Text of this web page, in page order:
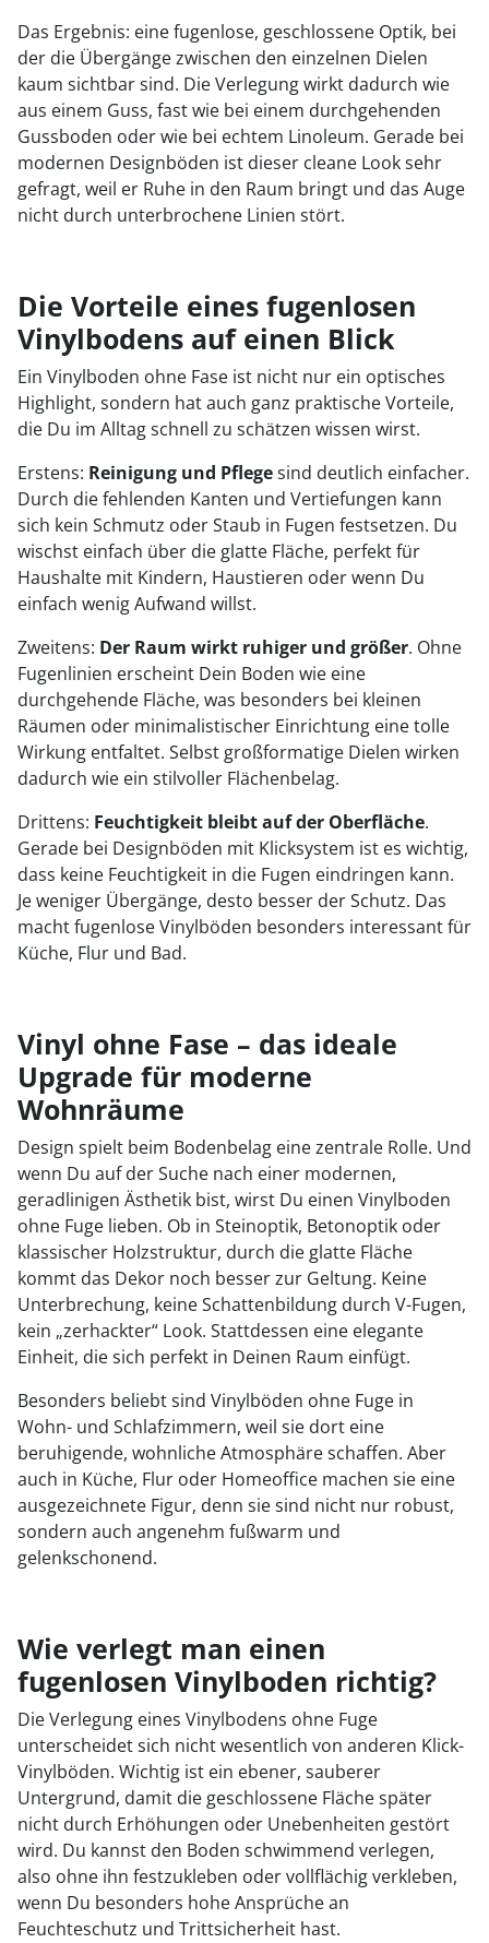
Das Ergebnis: eine fugenlose, geschlossene Optik, bei
der die Übergänge zwischen den einzelnen Dielen
kaum sichtbar sind. Die Verlegung wirkt dadurch wie
aus einem Guss, fast wie bei einem durchgehenden
Gussboden oder wie bei echtem Linoleum. Gerade bei
modernen Designböden ist dieser cleane Look sehr
gefragt, weil er Ruhe in den Raum bringt und das Auge
nicht durch unterbrochene Linien stört.
Die Vorteile eines fugenlosen
Vinylbodens auf einen Blick
Ein Vinylboden ohne Fase ist nicht nur ein optisches
Highlight, sondern hat auch ganz praktische Vorteile,
die Du im Alltag schnell zu schätzen wissen wirst.
Erstens: Reinigung und Pflegesind deutlich einfacher.
Durch die fehlenden Kanten und Vertiefungen kann
sich kein Schmutz oder Staub in Fugen festsetzen. Du
wischst einfach über die glatte Fläche, perfekt für
Haushalte mit Kindern, Haustieren oder wenn Du
einfach wenig Aufwand willst.
Zweitens: Der Raum wirkt ruhiger und größer. Ohne
Fugenlinien erscheint Dein Boden wie eine
durchgehende Fläche, was besonders bei kleinen
Räumen oder minimalistischer Einrichtung eine tolle
Wirkung entfaltet. Selbst großformatige Dielen wirken
dadurch wie ein stilvoller Flächenbelag.
Drittens: Feuchtigkeit bleibt auf der Oberfläche.
Gerade bei Designböden mit Klicksystem ist es wichtig,
dass keine Feuchtigkeit in die Fugen eindringen kann.
Je weniger Übergänge, desto besser der Schutz. Das
macht fugenlose Vinylböden besonders interessant für
Küche, Flur und Bad.
Vinyl ohne Fase – das ideale
Upgrade für moderne
Wohnräume
Design spielt beim Bodenbelag eine zentrale Rolle. Und
wenn Du auf der Suche nach einer modernen,
geradlinigen Ästhetik bist, wirst Du einen Vinylboden
ohne Fuge lieben. Ob in Steinoptik, Betonoptik oder
klassischer Holzstruktur, durch die glatte Fläche
kommt das Dekor noch besser zur Geltung. Keine
Unterbrechung, keine Schattenbildung durch V-Fugen,
kein „zerhackter“ Look. Stattdessen eine elegante
Einheit, die sich perfekt in Deinen Raum einfügt.
Besonders beliebt sind Vinylböden ohne Fuge in
Wohn- und Schlafzimmern, weil sie dort eine
beruhigende, wohnliche Atmosphäre schaffen. Aber
auch in Küche, Flur oder Homeoffice machen sie eine
ausgezeichnete Figur, denn sie sind nicht nur robust,
sondern auch angenehm fußwarm und
gelenkschonend.
Wie verlegt man einen
fugenlosen Vinylboden richtig?
Die Verlegung eines Vinylbodens ohne Fuge
unterscheidet sich nicht wesentlich von anderen Klick-
Vinylböden. Wichtig ist ein ebener, sauberer
Untergrund, damit die geschlossene Fläche später
nicht durch Erhöhungen oder Unebenheiten gestört
wird. Du kannst den Boden schwimmend verlegen,
also ohne ihn festzukleben oder vollflächig verkleben,
wenn Du besonders hohe Ansprüche an
Feuchteschutz und Trittsicherheit hast.